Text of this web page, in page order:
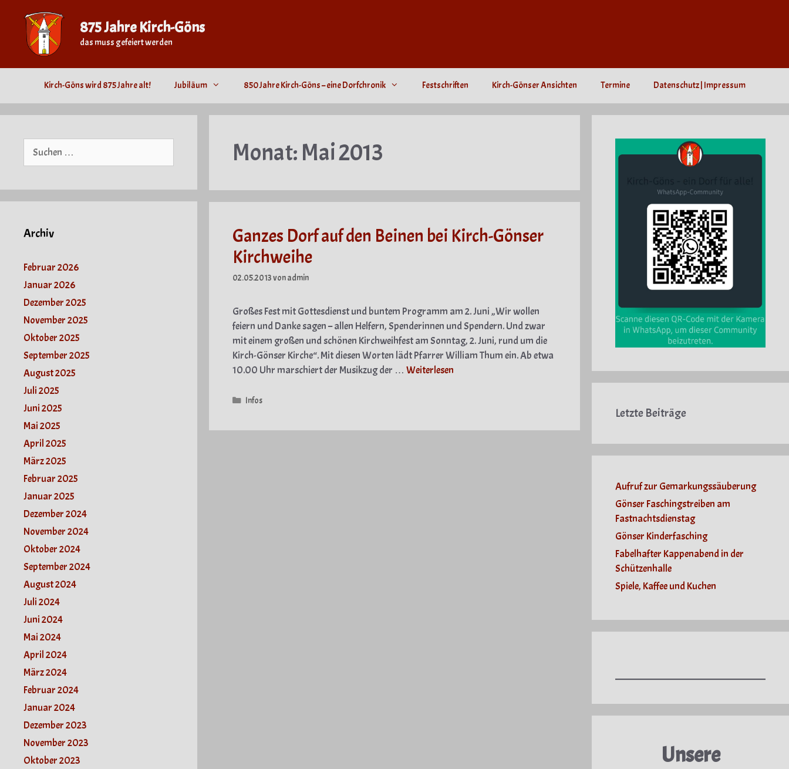
springen
875 Jahre Kirch-Göns
das muss gefeiert werden
Kirch-Göns wird 875 Jahre alt! Jubiläum 850 Jahre Kirch-Göns – eine Dorfchronik Festschriften Kirch-Gönser Ansichten Termine Datenschutz | Impressum
Monat: Mai 2013
Ganzes Dorf auf den Beinen bei Kirch-Gönser
Kirchweihe
02.05.2013vonadmin
Großes Fest mit Gottesdienst und buntem Programm am 2. Juni „Wir wollen
feiern und Danke sagen – allen Helfern, Spenderinnen und Spendern. Und zwar
mit einem großen und schönen Kirchweihfest am Sonntag, 2. Juni, rund um die
Kirch-Gönser Kirche“. Mit diesen Worten lädt Pfarrer William Thum ein. Ab etwa
10.00 Uhr marschiert der Musikzug der … Weiterlesen
Kategorien
Infos
Archiv
Februar 2026
Januar 2026
Dezember 2025
November 2025
Oktober 2025
September 2025
August 2025
Juli 2025
Juni 2025
Mai 2025
April 2025
März 2025
Februar 2025
Januar 2025
Dezember 2024
November 2024
Oktober 2024
September 2024
August 2024
Juli 2024
Juni 2024
Mai 2024
April 2024
März 2024
Februar 2024
Januar 2024
Dezember 2023
November 2023
Oktober 2023
Letzte Beiträge
Aufruf zur Gemarkungssäuberung
Gönser Faschingstreiben am
Fastnachtsdienstag
Gönser Kinderfasching
Fabelhafter Kappenabend in der
Schützenhalle
Spiele, Kaffee und Kuchen
Unsere